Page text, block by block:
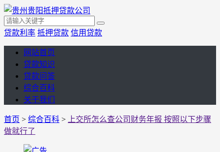
贷款利率 抵押贷款 信用贷款
网站首页
贷款知识
贷款问答
综合百科
关于我们
首页 > 综合百科 >
上交所怎么查公司财务年报 按照以下步骤
做就行了